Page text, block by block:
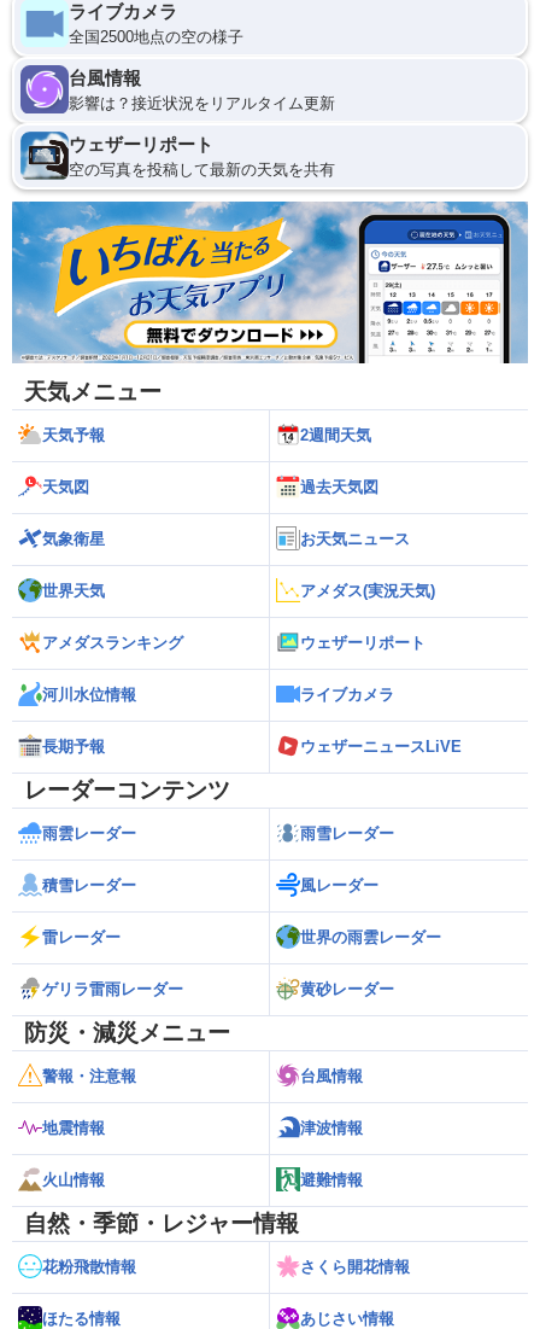
ライブカメラ
全国2500地点の空の様子
台風情報
影響は？接近状況をリアルタイム更新
ウェザーリポート
空の写真を投稿して最新の天気を共有
天気メニュー
天気予報 2週間天気
天気図 過去天気図
気象衛星 お天気ニュース
世界天気 アメダス(実況天気)
アメダスランキング ウェザーリポート
河川水位情報 ライブカメラ
長期予報 ウェザーニュースLiVE
レーダーコンテンツ
雨雲レーダー 雨雪レーダー
積雪レーダー 風レーダー
雷レーダー 世界の雨雲レーダー
ゲリラ雷雨レーダー 黄砂レーダー
防災・減災メニュー
警報・注意報 台風情報
地震情報 津波情報
火山情報 避難情報
自然・季節・レジャー情報
花粉飛散情報 さくら開花情報
ほたる情報 あじさい情報